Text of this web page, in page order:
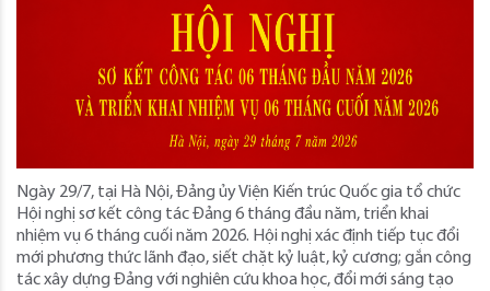
Ngày 29/7, tại Hà Nội, Đảng ủy Viện Kiến trúc Quốc gia tổ chức
Hội nghị sơ kết công tác Đảng 6 tháng đầu năm, triển khai
nhiệm vụ 6 tháng cuối năm 2026. Hội nghị xác định tiếp tục đổi
mới phương thức lãnh đạo, siết chặt kỷ luật, kỷ cương; gắn công
tác xây dựng Đảng với nghiên cứu khoa học, đổi mới sáng tạo